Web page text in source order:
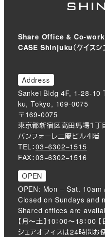
Share Office & Co-
CASE Shinjuku（ケイスシ
Address
Sankei Bldg 4F, 1-28-10
ku, Tokyo, 169-0075
〒169-0075
東京都新宿区高田馬場１丁
バンフォーレ三慶ビル４階
TEL：03−6302−1515
FAX：03−6302−1516
OPEN
OPEN: Mon – Sat. 10am
Closed on Sundays and
Shared offices are
【月〜土】10：00〜18：00 【
シェアオフィスは24時間お